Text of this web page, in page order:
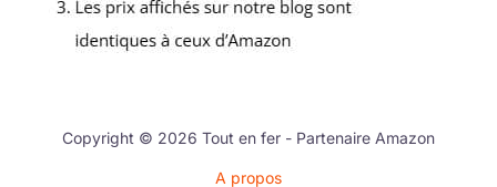
Copyright © 2026 Tout en fer - Partenaire Amazon
A propos